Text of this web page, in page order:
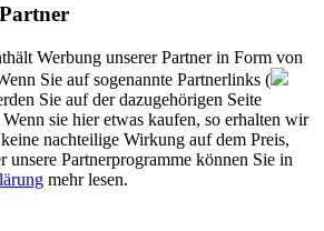
Werbung unserer Partner in Form von
Sie auf sogenannte Partnerlinks (
Sie auf der dazugehörigen Seite
sie hier etwas kaufen, so erhalten wir
nachteilige Wirkung auf dem Preis,
unsere Partnerprogramme können Sie in
mehr lesen.